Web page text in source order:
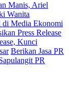
Manis, Ariel
Wanita
di Media Ekonomi
Press Release
Kunci
Berikan Jasa PR
PR